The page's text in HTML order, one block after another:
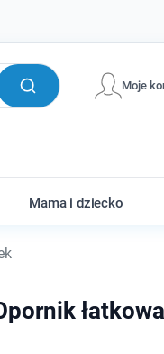
Moje
Mama i dziecko